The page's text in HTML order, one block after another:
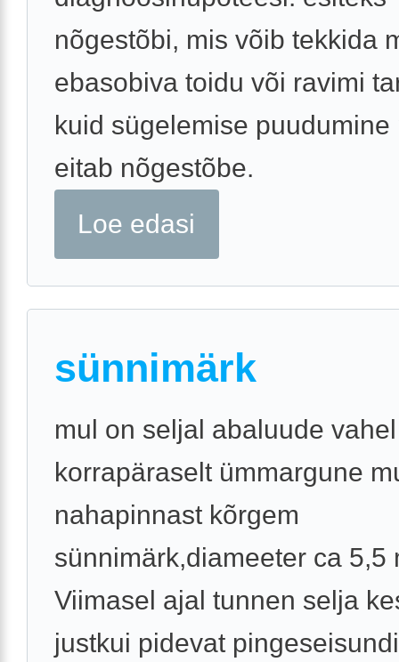
nõgestõbi, mis võib tekkida
ebasobiva toidu või ravimi
kuid sügelemise puudumine
eitab nõgestõbe.
Loe edasi
sünnimärk
mul on seljal abaluude
korrapäraselt ümmargune
nahapinnast kõrgem
sünnimärk,diameeter ca 5,5
Viimasel ajal tunnen selja
justkui pidevat